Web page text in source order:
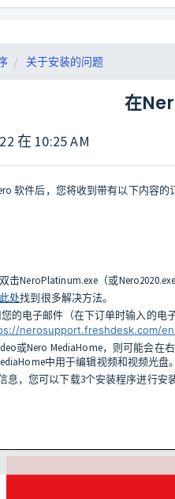
关于安装的问题
在
在 10:25 AM
软件后，您将收到带有以下内容的
NeroPlatinum.exe（或
此处找到很多解决方法。
您的电子邮件（在下订单时输
nerosupport.freshdesk.com/
或Nero MediaHome，则可能会
中用于编辑视频和视频光盘。
息，您可以下载3个安装程序进行